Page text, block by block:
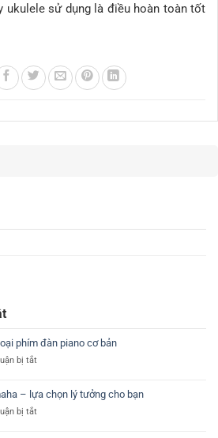
ukulele sử dụng là điều hoàn toàn tốt
phím đàn piano cơ bản
bị tắtở
các
loại
– lựa chọn lý tưởng cho bạn
bị tắtở